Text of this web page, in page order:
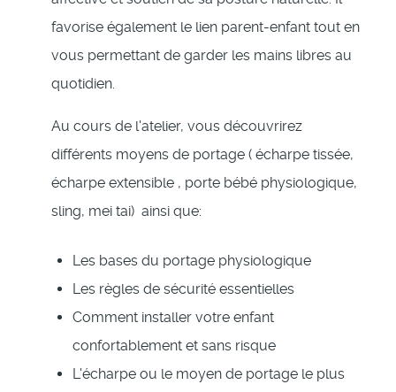
favorise également le lien parent-enfant tout en
vous permettant de garder les mains libres au
quotidien.
Au cours de l'atelier, vous découvrirez
différents moyens de portage ( écharpe tissée,
écharpe extensible , porte bébé physiologique,
sling, mei tai) ainsi que:
Les bases du portage physiologique
Les règles de sécurité essentielles
Comment installer votre enfant
confortablement et sans risque
L'écharpe ou le moyen de portage le plus